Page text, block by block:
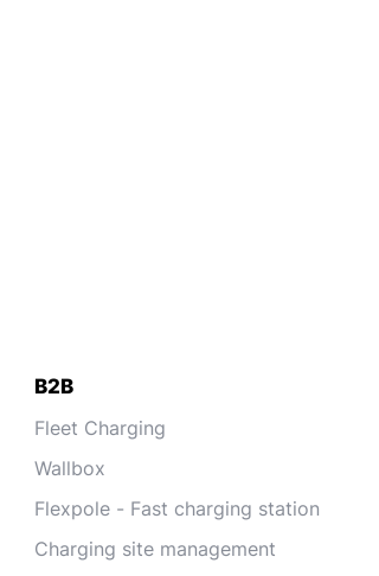
B2B
Fleet Charging
Wallbox
Flexpole - Fast charging station
Charging site management